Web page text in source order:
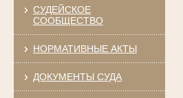
СУДЕЙСКОЕ
СООБЩЕСТВО
НОРМАТИВНЫЕ АКТЫ
ДОКУМЕНТЫ СУДА